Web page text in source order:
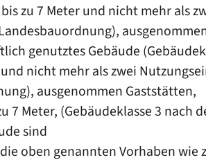
zu 7 Meter und nicht mehr als
genutztes Gebäude
nicht mehr als zwei
ausgenommen Gaststätten,
7 Meter, (Gebäudeklasse 3
sind
oben genannten Vorhaben wie